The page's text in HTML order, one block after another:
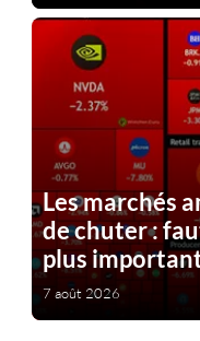
Les marchés
de chuter :
plus
7 août 2026